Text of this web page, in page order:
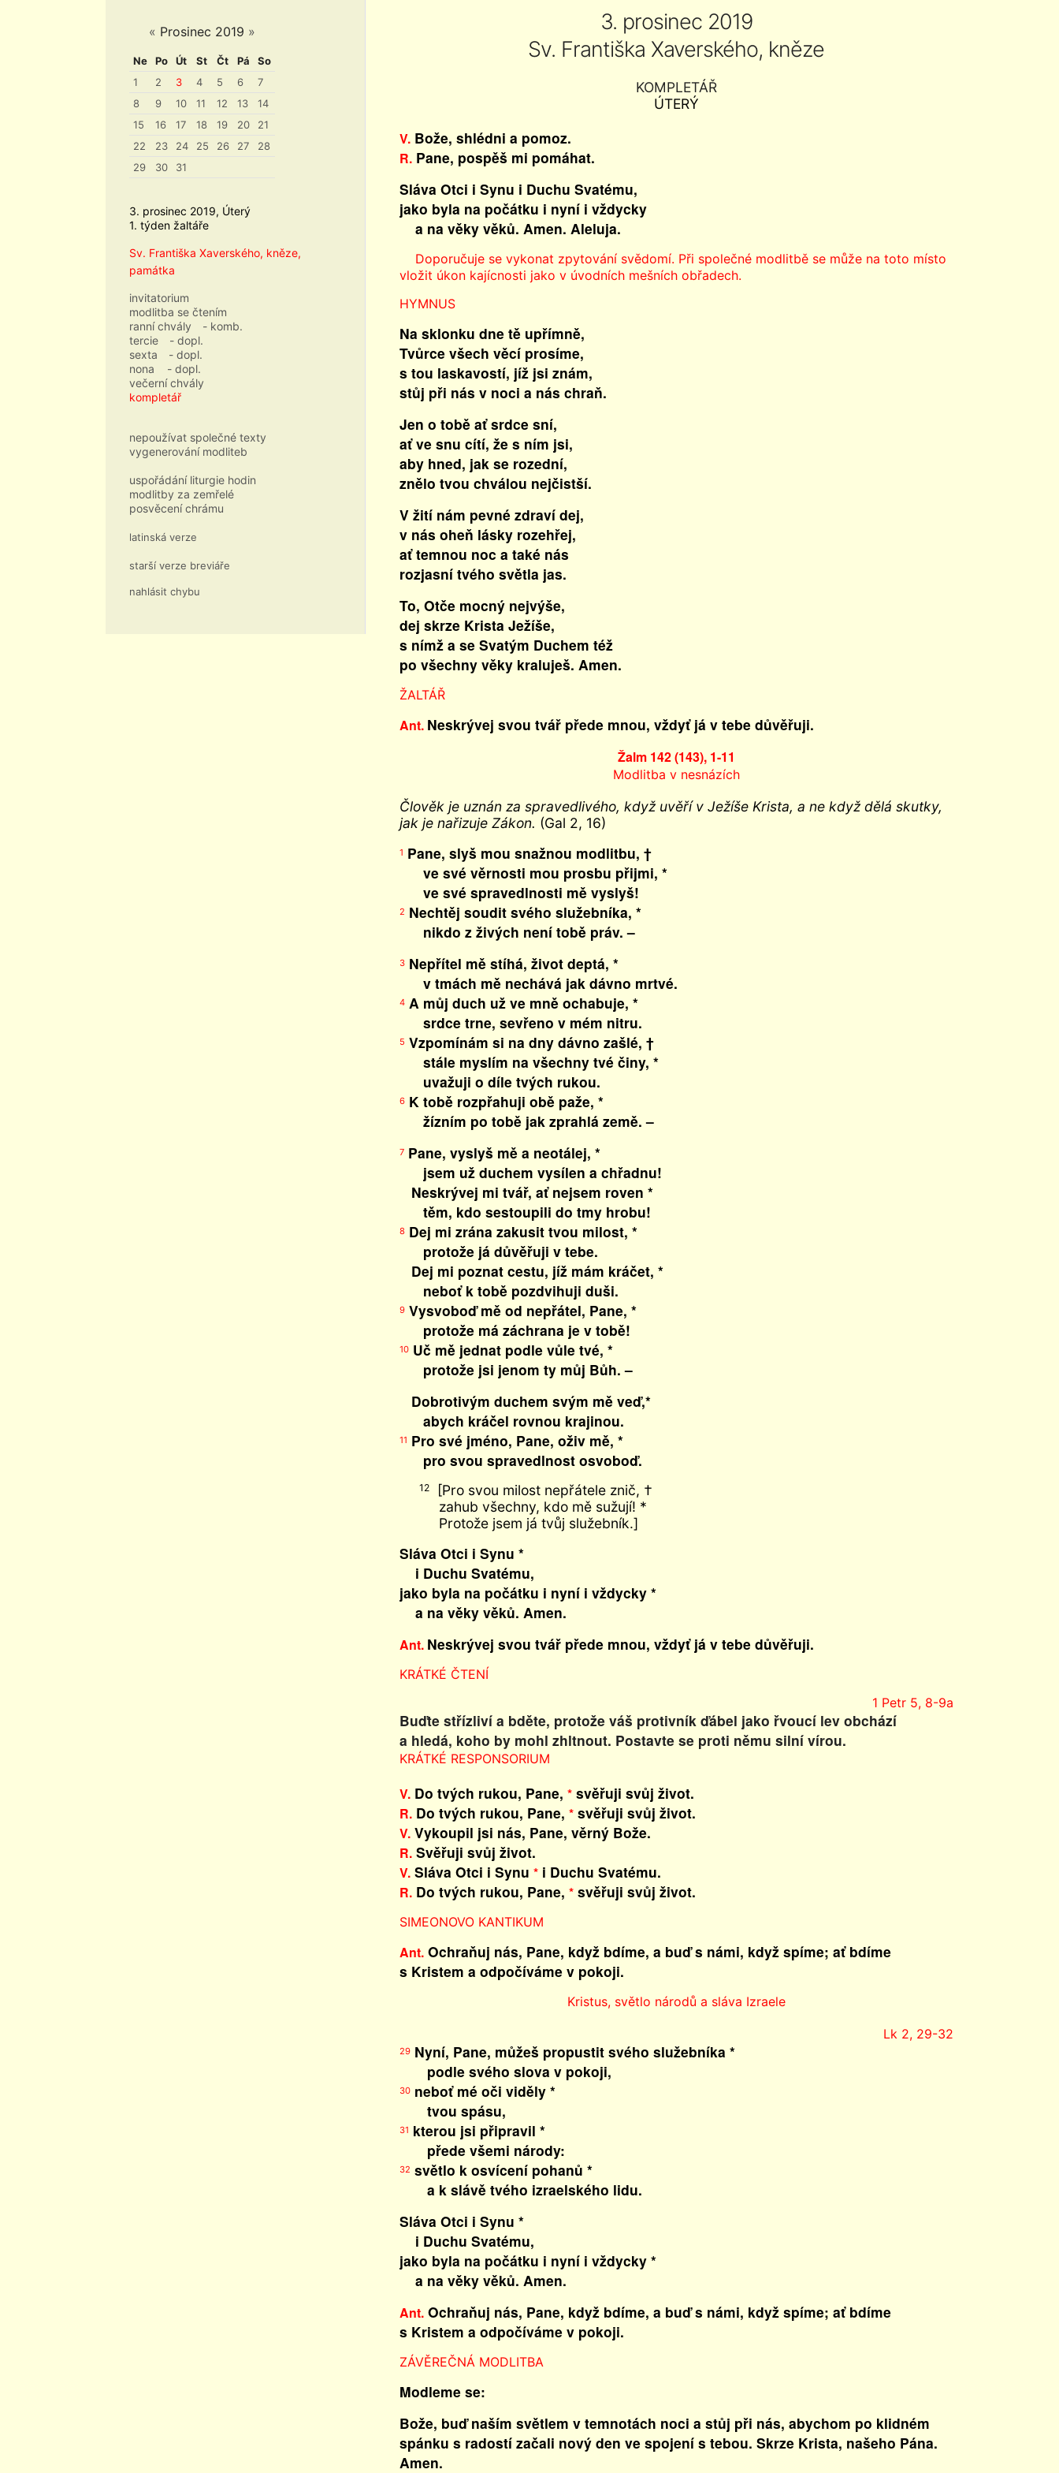
« Prosinec 2019 »
Ne Po Út St Čt Pá
So
1
2 3 4 5 6
7
8
9 10 11 12 13
14
15
16 17 18 19 20
21
22
23 24 25 26 27
28
29
30 31
3. prosinec 2019, Úterý
1. týden žaltáře
Sv. Františka Xaverského, kněze,
památka
invitatorium
modlitba se čtením
ranní chvály
- komb.
tercie
- dopl.
sexta
- dopl.
nona
- dopl.
večerní chvály
kompletář
nepoužívat společné texty
vygenerování modliteb
uspořádání liturgie hodin
modlitby za zemřelé
posvěcení chrámu
latinská verze
starší verze breviáře
nahlásit chybu
3. prosinec 2019
Sv. Františka Xaverského, kněze
KOMPLETÁŘ
ÚTERÝ
V. Bože, shlédni a pomoz.
R. Pane, pospěš mi pomáhat.
Sláva Otci i Synu i Duchu Svatému,
jako byla na počátku i nyní i vždycky
a na věky věků. Amen. Aleluja.
Doporučuje se vykonat zpytování svědomí. Při společné modlitbě se může na toto místo
vložit úkon kajícnosti jako v úvodních mešních obřadech.
HYMNUS
Na sklonku dne tě upřímně,
Tvůrce všech věcí prosíme,
s tou laskavostí, jíž jsi znám,
stůj při nás v noci a nás chraň.
Jen o tobě ať srdce sní,
ať ve snu cítí, že s ním jsi,
aby hned, jak se rozední,
znělo tvou chválou nejčistší.
V žití nám pevné zdraví dej,
v nás oheň lásky rozehřej,
ať temnou noc a také nás
rozjasní tvého světla jas.
To, Otče mocný nejvýše,
dej skrze Krista Ježíše,
s nímž a se Svatým Duchem též
po všechny věky kraluješ. Amen.
ŽALTÁŘ
Ant. Neskrývej svou tvář přede mnou, vždyť já v tebe důvěřuji.
Žalm 142 (143), 1-11
Modlitba v nesnázích
Člověk je uznán za spravedlivého, když uvěří v Ježíše Krista, a ne když dělá skutky,
jak je nařizuje Zákon. (Gal 2, 16)
1 Pane, slyš mou snažnou modlitbu, †
ve své věrnosti mou prosbu přijmi, *
ve své spravedlnosti mě vyslyš!
2 Nechtěj soudit svého služebníka, *
nikdo z živých není tobě práv. –
3 Nepřítel mě stíhá, život deptá, *
v tmách mě nechává jak dávno mrtvé.
4 A můj duch už ve mně ochabuje, *
srdce trne, sevřeno v mém nitru.
5 Vzpomínám si na dny dávno zašlé, †
stále myslím na všechny tvé činy, *
uvažuji o díle tvých rukou.
6 K tobě rozpřahuji obě paže, *
žízním po tobě jak zprahlá země. –
7 Pane, vyslyš mě a neotálej, *
jsem už duchem vysílen a chřadnu!
Neskrývej mi tvář, ať nejsem roven *
těm, kdo sestoupili do tmy hrobu!
8 Dej mi zrána zakusit tvou milost, *
protože já důvěřuji v tebe.
Dej mi poznat cestu, jíž mám kráčet, *
neboť k tobě pozdvihuji duši.
9 Vysvoboď mě od nepřátel, Pane, *
protože má záchrana je v tobě!
10 Uč mě jednat podle vůle tvé, *
protože jsi jenom ty můj Bůh. –
Dobrotivým duchem svým mě veď,*
abych kráčel rovnou krajinou.
11 Pro své jméno, Pane, oživ mě, *
pro svou spravedlnost osvoboď.
12
[Pro svou milost nepřátele znič, †
zahub všechny, kdo mě sužují! *
Protože jsem já tvůj služebník.]
Sláva Otci i Synu *
i Duchu Svatému,
jako byla na počátku i nyní i vždycky *
a na věky věků. Amen.
Ant. Neskrývej svou tvář přede mnou, vždyť já v tebe důvěřuji.
KRÁTKÉ ČTENÍ
1 Petr 5, 8-9a
Buďte střízliví a bděte, protože váš protivník ďábel jako řvoucí lev obchází
a hledá, koho by mohl zhltnout. Postavte se proti němu silní vírou.
KRÁTKÉ RESPONSORIUM
V. Do tvých rukou, Pane,* svěřuji svůj život.
R. Do tvých rukou, Pane,* svěřuji svůj život.
V. Vykoupil jsi nás, Pane, věrný Bože.
R. Svěřuji svůj život.
V. Sláva Otci i Synu* i Duchu Svatému.
R. Do tvých rukou, Pane,* svěřuji svůj život.
SIMEONOVO KANTIKUM
Ant. Ochraňuj nás, Pane, když bdíme, a buď s námi, když spíme; ať bdíme
s Kristem a odpočíváme v pokoji.
Kristus, světlo národů a sláva Izraele
Lk 2, 29-32
29 Nyní, Pane, můžeš propustit svého služebníka *
podle svého slova v pokoji,
30 neboť mé oči viděly *
tvou spásu,
31 kterou jsi připravil *
přede všemi národy:
32 světlo k osvícení pohanů *
a k slávě tvého izraelského lidu.
Sláva Otci i Synu *
i Duchu Svatému,
jako byla na počátku i nyní i vždycky *
a na věky věků. Amen.
Ant. Ochraňuj nás, Pane, když bdíme, a buď s námi, když spíme; ať bdíme
s Kristem a odpočíváme v pokoji.
ZÁVĚREČNÁ MODLITBA
Modleme se:
Bože, buď naším světlem v temnotách noci a stůj při nás, abychom po klidném
spánku s radostí začali nový den ve spojení s tebou. Skrze Krista, našeho Pána.
Amen.